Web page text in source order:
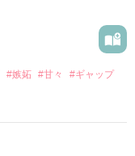
#嫉妬 #甘々 #ギャップ